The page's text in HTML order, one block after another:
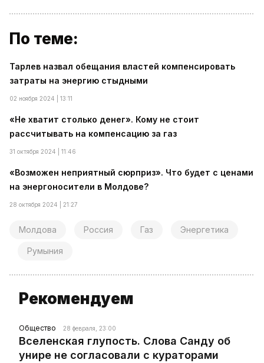
По теме:
Тарлев назвал обещания властей компенсировать
затраты на энергию стыдными
02 ноября 2024 | 13:11
«Не хватит столько денег». Кому не стоит
рассчитывать на компенсацию за газ
31 октября 2024 | 11:46
«Возможен неприятный сюрприз». Что будет с ценами
на энергоносители в Молдове?
28 октября 2024 | 21:27
Молдова Россия Газ Энергетика
Румыния
Рекомендуем
Общество 28 февраля, 23:00
Вселенская глупость. Слова Санду об
унире не согласовали с кураторами